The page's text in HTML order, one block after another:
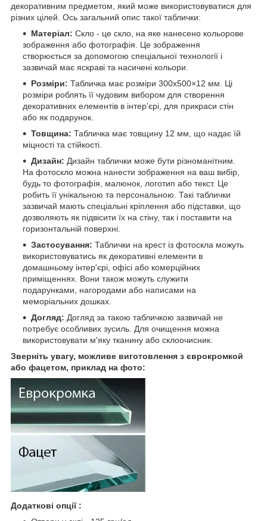
декоративним предметом, який може використовуватися для
різних цілей. Ось загальний опис такої таблички:
Матеріал: Скло - це скло, на яке нанесено кольорове
зображення або фотографія. Це зображення
створюється за допомогою спеціальної технології і
зазвичай має яскраві та насичені кольори.
Розміри: Табличка має розміри 300х500×12 мм. Ці
розміри роблять її чудовим вибором для створення
декоративних елементів в інтер'єрі, для прикраси стін
або як подарунок.
Товщина: Табличка має товщину 12 мм, що надає їй
міцності та стійкості.
Дизайн: Дизайн таблички може бути різноманітним.
На фотоскло можна нанести зображення на ваш вибір,
будь то фотографія, малюнок, логотип або текст. Це
робить її унікальною та персональною. Такі таблички
зазвичай мають спеціальні кріплення або підставки, що
дозволяють як підвісити їх на стіну, так і поставити на
горизонтальній поверхні.
Застосування: Таблички на крест із фотоскла можуть
використовуватись як декоративні елементи в
домашньому інтер'єрі, офісі або комерційних
приміщеннях. Вони також можуть служити
подарунками, нагородами або написами на
меморіальних дошках.
Догляд: Догляд за такою табличкою зазвичай не
потребує особливих зусиль. Для очищення можна
використовувати м'яку тканину або склоочисник.
Зверніть увагу, можливе виготовлення з єврокромкой
або фацетом, приклад на фото:
Додаткові опції :